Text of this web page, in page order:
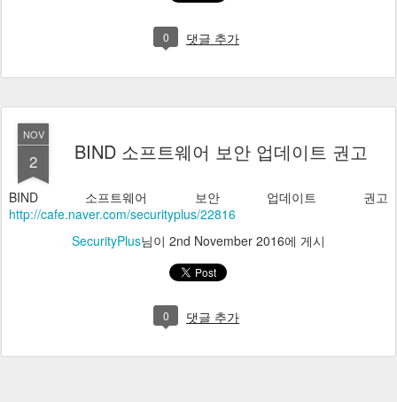
0 댓글 추가
NOV
2 BIND 소프트웨어 보안 업데이트 권고
BIND 소프트웨어 보안 업데이트 권고
http://cafe.naver.com/securityplus/22816
SecurityPlus님이 2nd November 2016에 게시
0 댓글 추가